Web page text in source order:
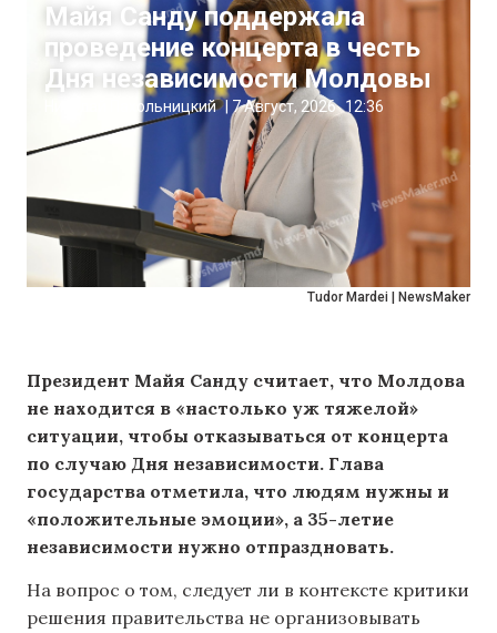
Tudor Mardei | NewsMaker
Майя Санду поддержала
проведение концерта в честь
Дня независимости Молдовы
Николай Пахольницкий 7 Август, 2026 12:36
Президент Майя Санду считает, что Молдова
не находится в «настолько уж тяжелой»
ситуации, чтобы отказываться от концерта
по случаю Дня независимости. Глава
государства отметила, что людям нужны и
«положительные эмоции», а 35-летие
независимости нужно отпраздновать.
На вопрос о том, следует ли в контексте критики
решения правительства не организовывать